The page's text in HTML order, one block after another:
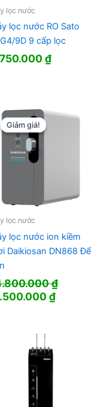
lọc nước
lọc nước RO Sato
9D 9 cấp lọc
₫
Giảm giá!
Giảm giá!
lọc nước
lọc nước ion kiềm
Daikiosan DN868 Để
₫
₫.
₫Giá